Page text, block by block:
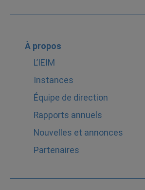
À propos
L’IEIM
Instances
Équipe de direction
Rapports annuels
Nouvelles et annonces
Partenaires